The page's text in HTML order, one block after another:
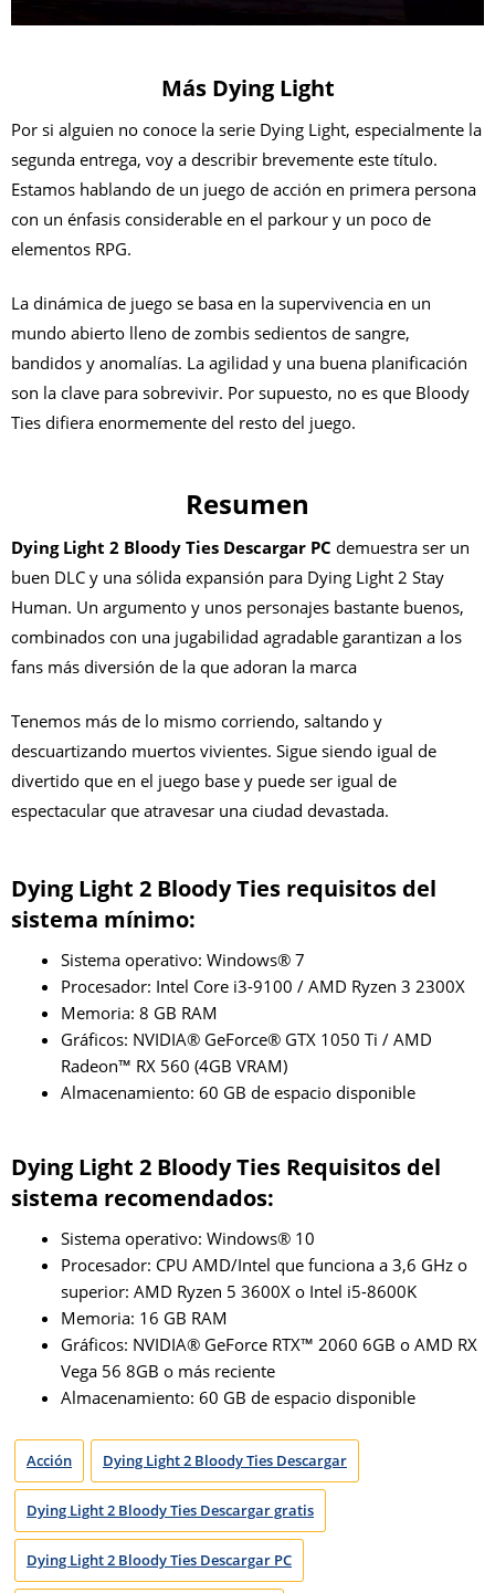
Más Dying Light
Por si alguien no conoce la serie Dying Light, especialmente la
segunda entrega, voy a describir brevemente este título.
Estamos hablando de un juego de acción en primera persona
con un énfasis considerable en el parkour y un poco de
elementos RPG.
La dinámica de juego se basa en la supervivencia en un
mundo abierto lleno de zombis sedientos de sangre,
bandidos y anomalías. La agilidad y una buena planificación
son la clave para sobrevivir. Por supuesto, no es que Bloody
Ties difiera enormemente del resto del juego.
Resumen
Dying Light 2 Bloody Ties Descargar PC demuestra ser un
buen DLC y una sólida expansión para Dying Light 2 Stay
Human. Un argumento y unos personajes bastante buenos,
combinados con una jugabilidad agradable garantizan a los
fans más diversión de la que adoran la marca
Tenemos más de lo mismo corriendo, saltando y
descuartizando muertos vivientes. Sigue siendo igual de
divertido que en el juego base y puede ser igual de
espectacular que atravesar una ciudad devastada.
Dying Light 2 Bloody Ties requisitos del
sistema mínimo:
Sistema operativo: Windows® 7
Procesador: Intel Core i3-9100 / AMD Ryzen 3 2300X
Memoria: 8 GB RAM
Gráficos: NVIDIA® GeForce® GTX 1050 Ti / AMD
Radeon™ RX 560 (4GB VRAM)
Almacenamiento: 60 GB de espacio disponible
Dying Light 2 Bloody Ties Requisitos del
sistema recomendados:
Sistema operativo: Windows® 10
Procesador: CPU AMD/Intel que funciona a 3,6 GHz o
superior: AMD Ryzen 5 3600X o Intel i5-8600K
Memoria: 16 GB RAM
Gráficos: NVIDIA® GeForce RTX™ 2060 6GB o AMD RX
Vega 56 8GB o más reciente
Almacenamiento: 60 GB de espacio disponible
Acción Dying Light 2 Bloody Ties Descargar
Dying Light 2 Bloody Ties Descargar gratis
Dying Light 2 Bloody Ties Descargar PC